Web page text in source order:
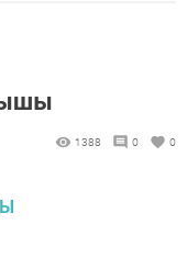
1388 0 0